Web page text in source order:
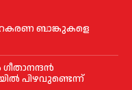
ബാങ്കുകളെ
പിഴവുണ്ടെന്ന്